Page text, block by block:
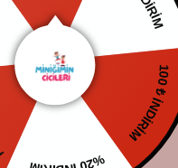
100 ₺ İNDİRİM